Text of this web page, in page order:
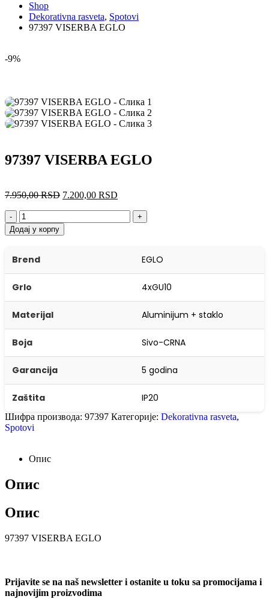
Shop
Dekorativna rasveta, Spotovi
97397 VISERBA EGLO
-9%
97397 VISERBA EGLO
7.950,00RSD 7.200,00 RSD
-
+
Додај у корпу
Brend EGLO
Grlo 4xGU10
Materijal Aluminijum + staklo
Boja Sivo-CRNA
Garancija 5 godina
Zaštita IP20
Шифра производа: 97397 Категорије: Dekorativna rasveta,
Spotovi
Опис
Опис
Опис
97397 VISERBA EGLO
Prijavite se na naš newsletter i ostanite u toku sa promocijama i
najnovijim proizvodima